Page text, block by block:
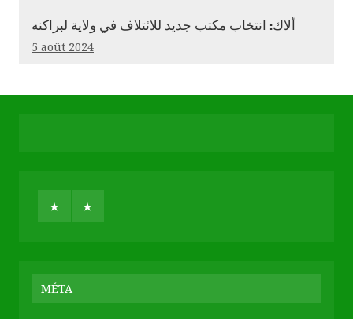
ألاك: انتخاب مكتب جديد للائتلاف في ولاية لبراكنه
5 août 2024
MÉTA